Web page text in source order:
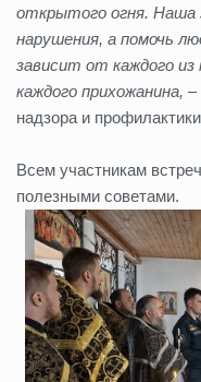
открытого огня. Наша
нарушения, а помочь
зависит от каждого
каждого прихожанина, –
надзора и
Всем участникам
полезными советами.